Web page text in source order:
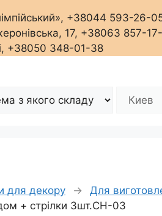
+38044 593-26-
17, +38063 857-
+38050 348-01-38
для декору → Для
+ стрілки 3шт.СН-03